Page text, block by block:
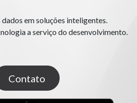
em soluções inteligentes.
a serviço do desenvolvimento.
Contato